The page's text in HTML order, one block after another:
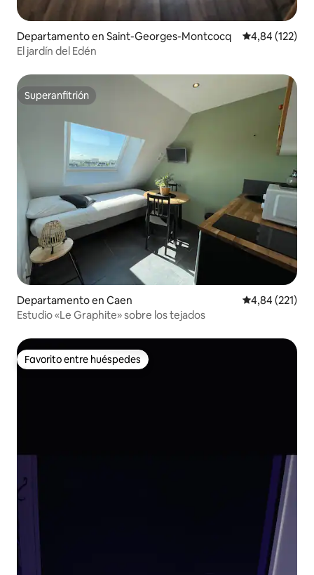
Departamento en Saint-Georges-Montcocq Calificación
4,84 (122)
El jardín del Edén
Superanfitrión
Superanfitrión
Departamento en Caen Calificación
4,84 (221)
Estudio «Le Graphite» sobre los tejados
Favorito entre huéspedes
Favorito entre huéspedes